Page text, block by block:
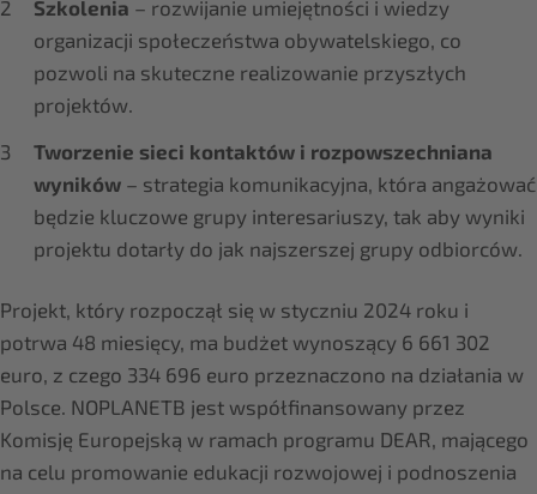
Szkolenia – rozwijanie umiejętności i wiedzy
organizacji społeczeństwa obywatelskiego, co
pozwoli na skuteczne realizowanie przyszłych
projektów.
Tworzenie sieci kontaktów i rozpowszechniana
wyników – strategia komunikacyjna, która angażować
będzie kluczowe grupy interesariuszy, tak aby wyniki
projektu dotarły do jak najszerszej grupy odbiorców.
Projekt, który rozpoczął się w styczniu 2024 roku i
potrwa 48 miesięcy, ma budżet wynoszący 6 661 302
euro, z czego 334 696 euro przeznaczono na działania w
Polsce. NOPLANETB jest współfinansowany przez
Komisję Europejską w ramach programu DEAR, mającego
na celu promowanie edukacji rozwojowej i podnoszenia